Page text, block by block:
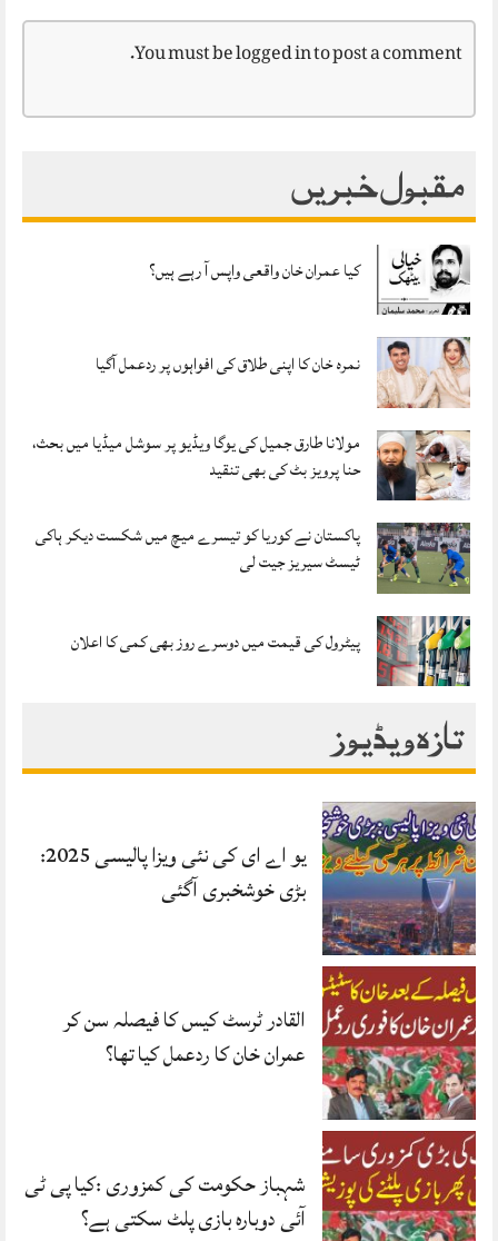
You must belogged into post a comment.
مقبول خبریں
کیا عمران خان واقعی واپس آ رہے ہیں؟
نمرہ خان کا اپنی طلاق کی افواہوں پر ردعمل آگیا
مولانا طارق جمیل کی یوگا ویڈیو پر سوشل میڈیا میں بحث،
حنا پرویز بٹ کی بھی تنقید
پاکستان نے کوریا کو تیسرے میچ میں شکست دیکر ہاکی
ٹیسٹ سیریز جیت لی
پیٹرول کی قیمت میں دوسرے روز بھی کمی کا اعلان
تازہ ویڈیوز
یو اے ای کی نئی ویزا پالیسی 2025:
بڑی خوشخبری آگئی
القادر ٹرسٹ کیس کا فیصلہ سن کر
عمران خان کا ردعمل کیا تھا؟
شہباز حکومت کی کمزوری :کیا پی ٹی
آئی دوبارہ بازی پلٹ سکتی ہے؟